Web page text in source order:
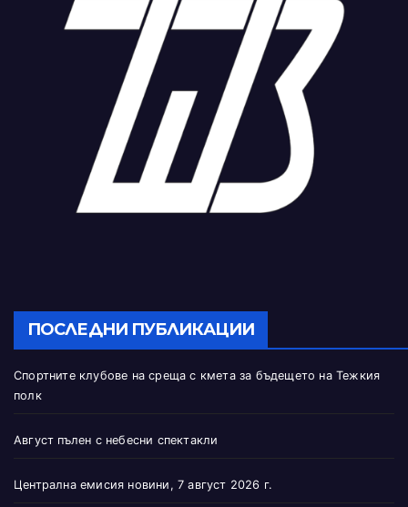
ПОСЛЕДНИ ПУБЛИКАЦИИ
Спортните клубове на среща с кмета за бъдещето на Тежкия
полк
Август пълен с небесни спектакли
Централна емисия новини, 7 август 2026 г.